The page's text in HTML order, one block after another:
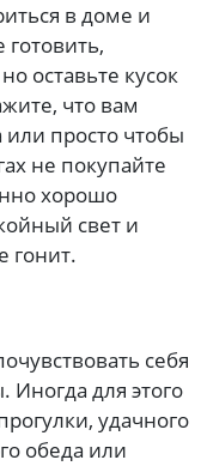
в доме и
оставьте кусок
что вам
просто чтобы
не покупайте
хорошо
свет и
гонит.
себя
для этого
удачного
обеда или